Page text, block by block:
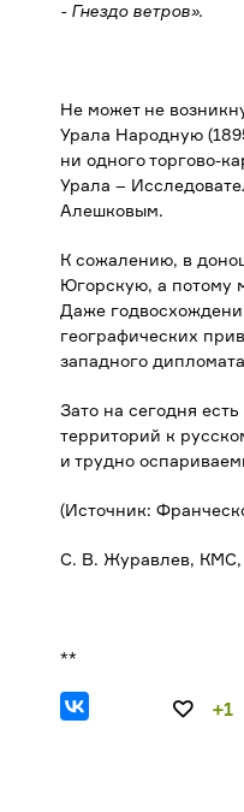
- Гнездо ветров».
Не может не
Урала Народную
ни одного торгово-
Урала –
Алешковым.
К сожалению, в
Югорскую, а потому
Даже
географических
западного
Зато на сегодня
территорий к
и трудно
(Источник:
С. В. Журавлев, КМС,
**
+1